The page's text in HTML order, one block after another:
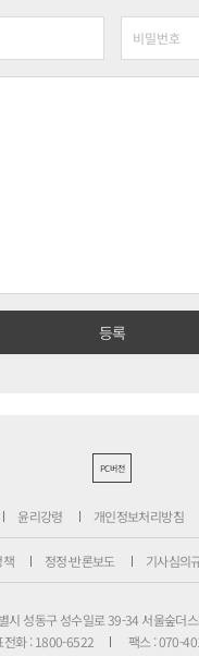
PC버전
윤리강령 개인정보처리방침
책 정정·반론보도 기사심의
시 성동구 성수일로 39-34 서울숲더
전화 : 1800-6522
팩스 : 070-